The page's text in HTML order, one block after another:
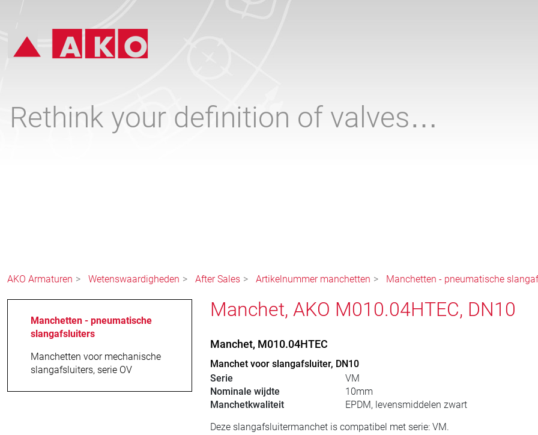
Rethink your definition of valves…
AKO Armaturen Wetenswaardigheden After Sales Artikelnummer manchetten Manchetten - pneumatische
Manchetten - pneumatische
slangafsluiters
Manchetten voor mechanische
slangafsluiters, serie OV
Manchet, AKO M010.04HTEC, DN10
Manchet, M010.04HTEC
Manchet voor slangafsluiter, DN10
Serie
VM
Nominale wijdte
10mm
Manchetkwaliteit
EPDM, levensmiddelen zwart
Deze slangafsluitermanchet is compatibel met serie: VM.